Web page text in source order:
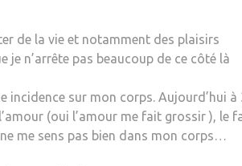
de la vie et notamment des plaisirs
n’arrête pas beaucoup de ce côté là
incidence sur mon corps. Aujourd’hui à
(oui l’amour me fait grossir ), le
me sens pas bien dans mon corps…